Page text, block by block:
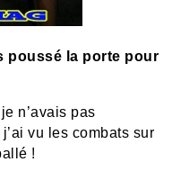
poussé la porte pour
n’avais pas
vu les combats sur
!